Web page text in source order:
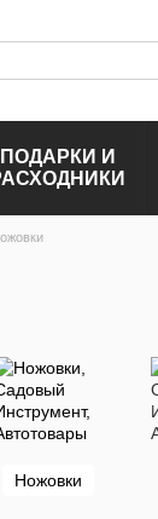
ПОДАРКИ И
Ножовки